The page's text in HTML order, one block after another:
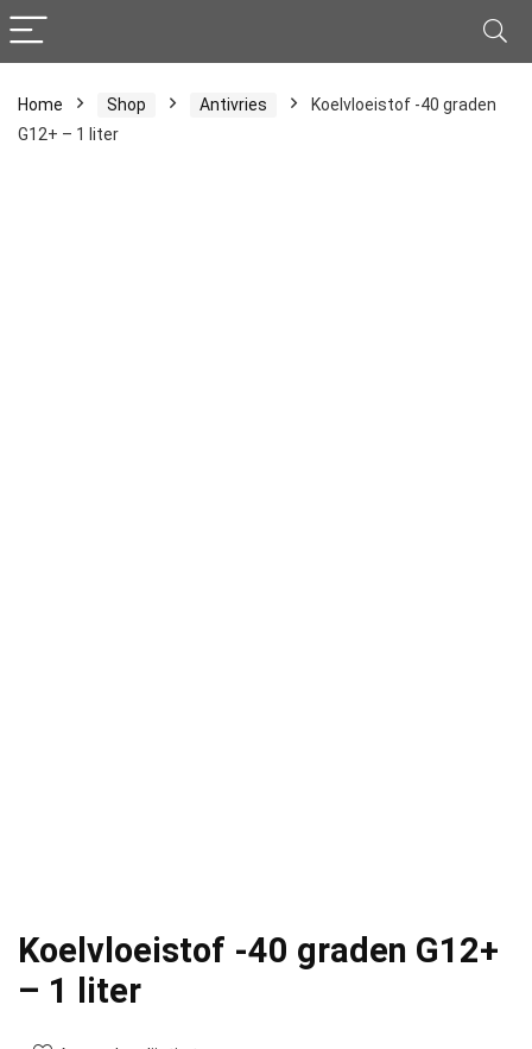
Home Shop Antivries
Koelvloeistof -40 graden
G12+ – 1 liter
Koelvloeistof -40 graden G12+
– 1 liter